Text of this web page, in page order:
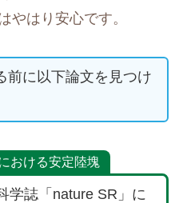
やはり安心です。
前に以下論文を見つけ
おける安定陸塊
学誌「nature SR」に